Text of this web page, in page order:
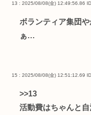
13 : 2025/08/08(金) 12:49:56.86
ボランティア集団
ぁ…
15 : 2025/08/08(金) 12:51:12.69
>>13
活動費はちゃんと